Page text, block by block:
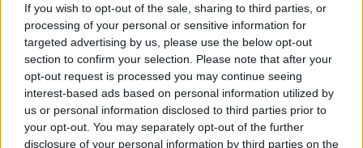
If you wish to opt-out of the sale, sharing to third parties, or
processing of your personal or sensitive information for
targeted advertising by us, please use the below opt-out
section to confirm your selection. Please note that after your
opt-out request is processed you may continue seeing
interest-based ads based on personal information utilized by
us or personal information disclosed to third parties prior to
your opt-out. You may separately opt-out of the further
disclosure of your personal information by third parties on the
sono strettamente collegati ai danni provocati dai raggi UV sul DNA
delle cellule dell’epidermide. Tra questi, i più comuni sono i
basaliomi e i carcinomi squamocellulari, mentre il melanoma
cutaneo, pur essendo meno frequente, è il più aggressivo e
pericoloso. In Italia, nel 2024 si stimano circa 12.941 nuove
diagnosi di melanoma, mentre nel 2022 i decessi correlati sono
stati circa 2.500. Il principale fattore di rischio ambientale è
rappresentato dall’esposizione ai raggi UV, soprattutto quando
intensa, intermittente e in età precoce. Tuttavia, si tratta di un